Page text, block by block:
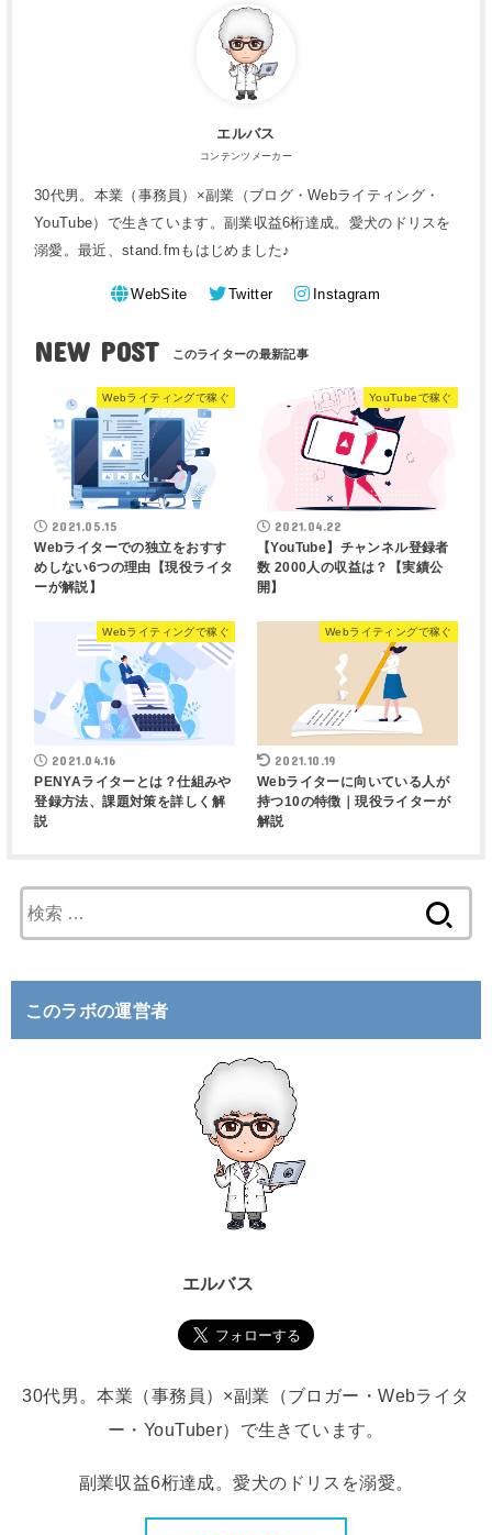
エルバス
コンテンツメーカー
30代男。本業（事務員）×副業（ブログ・Webライティング・
YouTube）で生きています。副業収益6桁達成。愛犬のドリスを
溺愛。最近、stand.fmもはじめました♪
WebSite Twitter Instagram
NEW POST
Webライティングで稼ぐ
2021.05.15
Webライターでの独立をおすす
めしない6つの理由【現役ライタ
ーが解説】
YouTubeで稼ぐ
2021.04.22
【YouTube】チャンネル登録者
数 2000人の収益は？【実績公
開】
Webライティングで稼ぐ
2021.04.16
PENYAライターとは？仕組みや
登録方法、課題対策を詳しく解
説
Webライティングで稼ぐ
2021.10.19
Webライターに向いている人が
持つ10の特徴｜現役ライターが
解説
索
このラボの運営者
エルバス
30代男。本業（事務員）×副業（ブロガー・Webライタ
ー・YouTuber）で生きています。
副業収益6桁達成。愛犬のドリスを溺愛。